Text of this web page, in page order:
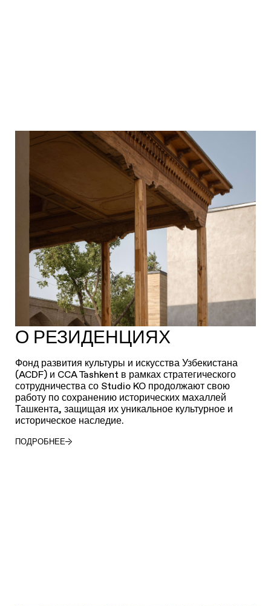
О РЕЗИДЕНЦИЯХ
Фонд развития культуры и искусства Узбекистана
(ACDF) и CCA Tashkent в рамках стратегического
сотрудничества со Studio KO продолжают свою
работу по сохранению исторических махаллей
Ташкента, защищая их уникальное культурное и
историческое наследие.
ПОДРОБНЕЕ